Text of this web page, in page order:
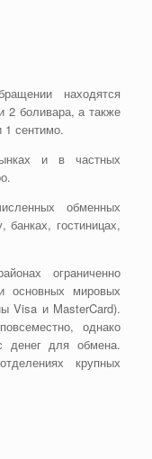
находятся
2 боливара, а также
1 сентимо.
и в частных
обменных
банках, гостиницах,
ограниченно
основных мировых
Visa и MasterCard).
однако
денег для обмена.
крупных